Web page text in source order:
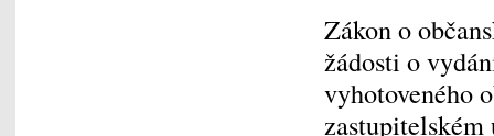
Zákon o
žádosti o
vyhotoveného